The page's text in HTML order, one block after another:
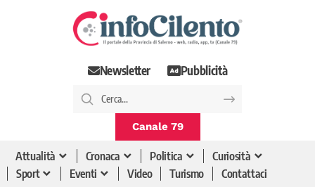
Newsletter Pubblicità
Canale 79
Attualità Cronaca Politica
Curiosità
Sport
Eventi Video Turismo Contattaci